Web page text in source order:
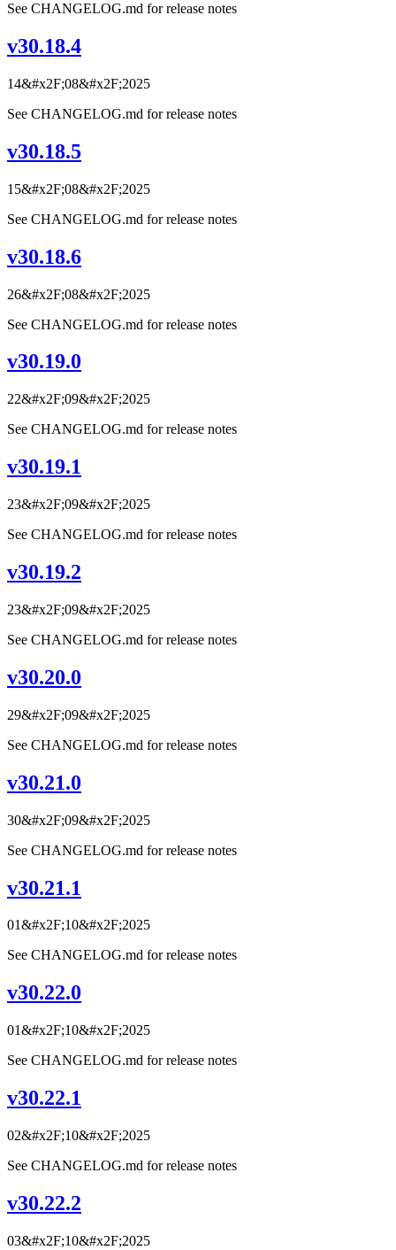
See CHANGELOG.md for release notes
v30.18.4
14&#x2F;08&#x2F;2025
See CHANGELOG.md for release notes
v30.18.5
15&#x2F;08&#x2F;2025
See CHANGELOG.md for release notes
v30.18.6
26&#x2F;08&#x2F;2025
See CHANGELOG.md for release notes
v30.19.0
22&#x2F;09&#x2F;2025
See CHANGELOG.md for release notes
v30.19.1
23&#x2F;09&#x2F;2025
See CHANGELOG.md for release notes
v30.19.2
23&#x2F;09&#x2F;2025
See CHANGELOG.md for release notes
v30.20.0
29&#x2F;09&#x2F;2025
See CHANGELOG.md for release notes
v30.21.0
30&#x2F;09&#x2F;2025
See CHANGELOG.md for release notes
v30.21.1
01&#x2F;10&#x2F;2025
See CHANGELOG.md for release notes
v30.22.0
01&#x2F;10&#x2F;2025
See CHANGELOG.md for release notes
v30.22.1
02&#x2F;10&#x2F;2025
See CHANGELOG.md for release notes
v30.22.2
03&#x2F;10&#x2F;2025